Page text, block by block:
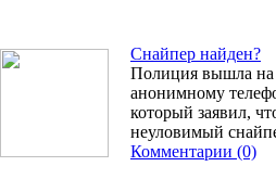
Снайпер найден?
Полиция вышла
анонимному
который заявил,
неуловимый
Комментарии (0)